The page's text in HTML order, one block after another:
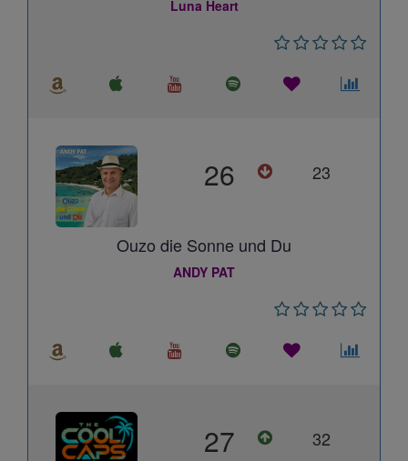
Luna Heart
26 23
Ouzo die Sonne und Du
ANDY PAT
27 32